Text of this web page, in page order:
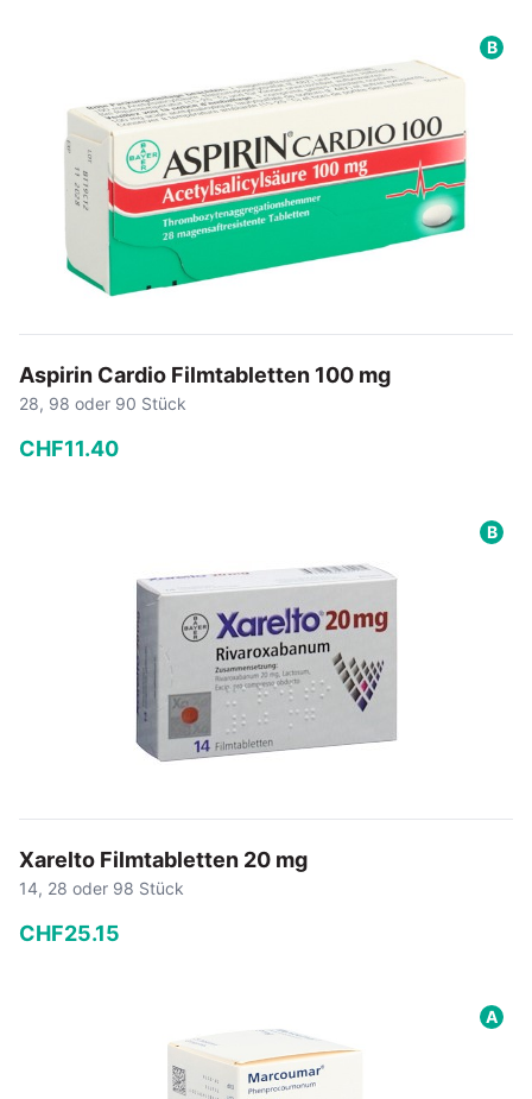
In den Warenkorb
B
Aspirin Cardio Filmtabletten 100 mg
28, 98 oder 90 Stück
CHF11.40
In den Warenkorb
B
Xarelto Filmtabletten 20 mg
14, 28 oder 98 Stück
CHF25.15
In den Warenkorb
A